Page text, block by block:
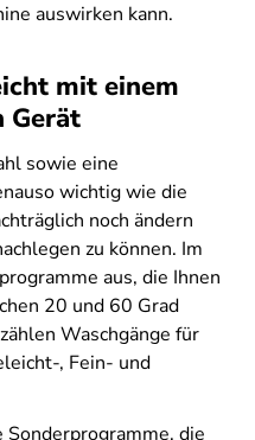
auswirken kann.
mit einem
Gerät
sowie eine
wichtig wie die
noch ändern
zu können. Im
aus, die Ihnen
20 und 60 Grad
Waschgänge für
, Fein- und
die